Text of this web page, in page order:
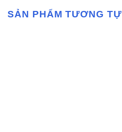
SẢN PHẨM TƯƠNG TỰ